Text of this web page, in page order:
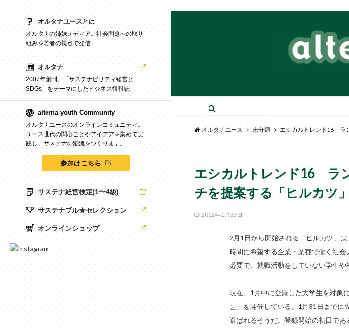
オルタナユースとは
オルタナの姉妹メディア。社会問題への取り
組みを若者の視点で発信
オルタナ
2007年創刊。「サステナビリティ経営と
SDGs」をテーマにしたビジネス情報誌
alterna youth Community
オルタナユースのオンラインコミュニティ。
ユース世代の関心ごとやアイデアを集めて実
践し、サステナの潮流をつくります。
参加はこちら
サステナ経営検定(1〜4級)
サステナブル★セレクション
オンラインショップ
オルタナユース 未分類 エシカルトレンド16 ラ
エシカルトレンド16 ラ
チを提案する「ヒルカツ」
2012年1月23日
2月1日から開始される「ヒルカツ」
時間に希望する企業・業種で働く社
必要で、就職活動をしていない学生や
現在、1月中に登録した大学生を対象
ン 」を開催している。1月31日まで
選ばれるそうだ。登録開始の初日であ